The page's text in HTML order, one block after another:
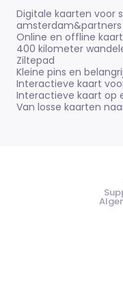
Digitale kaarten voor
amsterdam&partners
Online en offline
400 kilometer
Ziltepad
Kleine pins en
Interactieve kaart
Interactieve kaart op
Van losse kaarten